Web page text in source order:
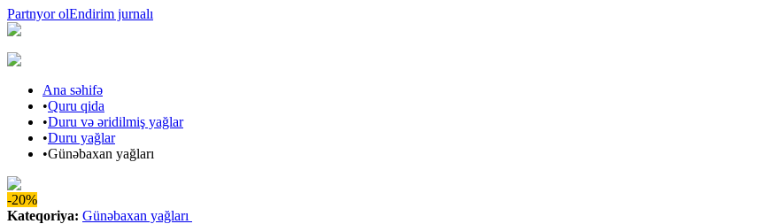
Partnyor olEndirim jurnalı
Ana səhifə
•Quru qida
•Duru və əridilmiş yağlar
•Duru yağlar
•Günəbaxan yağları
-20%
Kateqoriya: Günəbaxan yağları